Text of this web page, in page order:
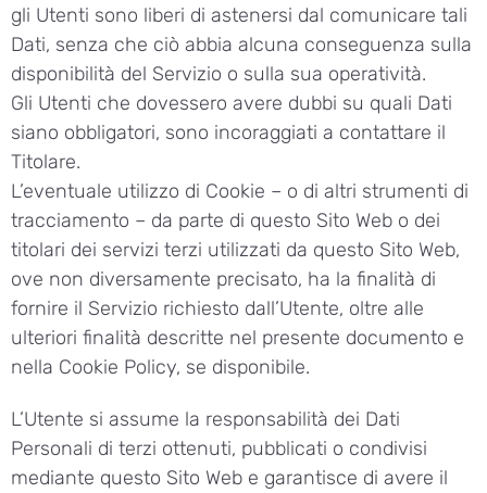
gli Utenti sono liberi di astenersi dal comunicare tali
Dati, senza che ciò abbia alcuna conseguenza sulla
disponibilità del Servizio o sulla sua operatività.
Gli Utenti che dovessero avere dubbi su quali Dati
siano obbligatori, sono incoraggiati a contattare il
Titolare.
L’eventuale utilizzo di Cookie – o di altri strumenti di
tracciamento – da parte di questo Sito Web o dei
titolari dei servizi terzi utilizzati da questo Sito Web,
ove non diversamente precisato, ha la finalità di
fornire il Servizio richiesto dall’Utente, oltre alle
ulteriori finalità descritte nel presente documento e
nella Cookie Policy, se disponibile.
L’Utente si assume la responsabilità dei Dati
Personali di terzi ottenuti, pubblicati o condivisi
mediante questo Sito Web e garantisce di avere il